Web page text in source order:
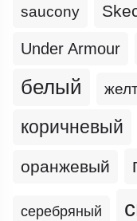
saucony
Under Armour
белый
коричневый
оранжевый
серебряный